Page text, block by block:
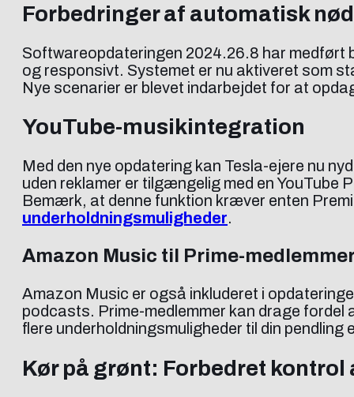
Forbedringer af automatisk
Softwareopdateringen 2024.26.8 har medført
og responsivt. Systemet er nu aktiveret som
Nye scenarier er blevet indarbejdet for at
YouTube-musikintegration
Med den nye opdatering kan Tesla-ejere nu
uden reklamer er tilgængelig med en YouTube
Bemærk, at denne funktion kræver enten
underholdningsmuligheder.
Amazon Music til Prime-
Amazon Music er også inkluderet i
podcasts. Prime-medlemmer kan drage fordel
flere underholdningsmuligheder til din pendling
Kør på grønt: Forbedret